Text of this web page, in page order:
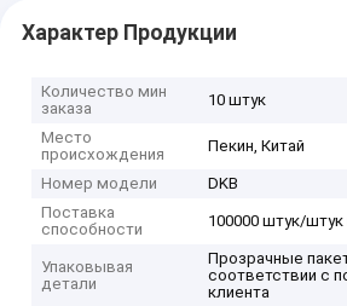
Характер Продукции
Количество мин
заказа
10 штук
Место
происхождения
Пекин, Китай
Номер модели
DKB
Поставка
способности
100000 штук/
Упаковывая
детали
Прозрачные
соответствии с
клиента